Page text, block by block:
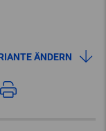
ÄNDERN